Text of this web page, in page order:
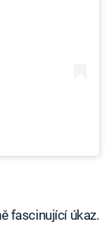
fascinující úkaz.